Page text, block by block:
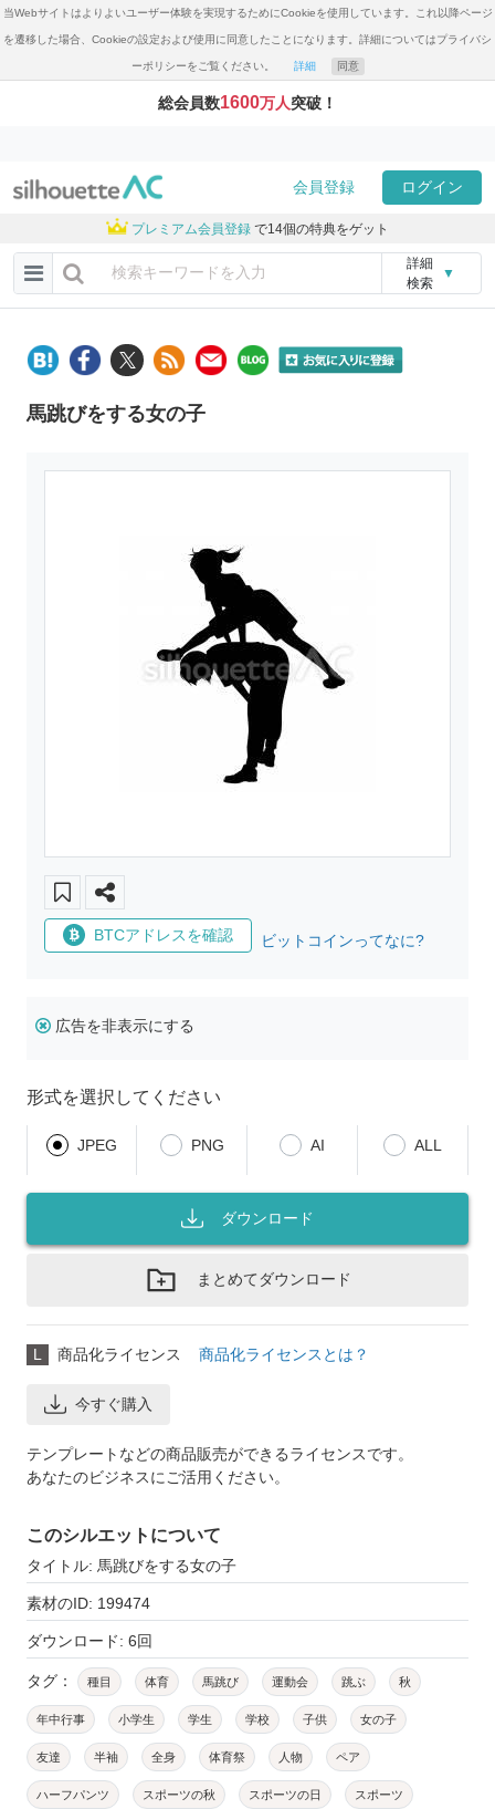
当Webサイトはよりよいユーザー体験を実現するためにCookieを使用しています。これ以降ページ
を遷移した場合、Cookieの設定および使用に同意したことになります。詳細についてはプライバシ
ーポリシーをご覧ください。 詳細 同意
総会員数1600万人突破！
会員登録 ログイン
プレミアム会員登録 で14個の特典をゲット
詳細
検索
▼
馬跳びをする女の子
BTCアドレスを確認 ビットコインってなに?
広告を非表示にする
形式を選択してください
JPEG PNG AI ALL
ダウンロード
まとめてダウンロード
L 商品化ライセンス 商品化ライセンスとは？
今すぐ購入
テンプレートなどの商品販売ができるライセンスです。
あなたのビジネスにご活用ください。
このシルエットについて
タイトル: 馬跳びをする女の子
素材のID: 199474
ダウンロード: 6回
タグ： 種目 体育 馬跳び 運動会 跳ぶ 秋
年中行事 小学生 学生 学校 子供 女の子
友達 半袖 全身 体育祭 人物 ペア
ハーフパンツ スポーツの秋 スポーツの日 スポーツ